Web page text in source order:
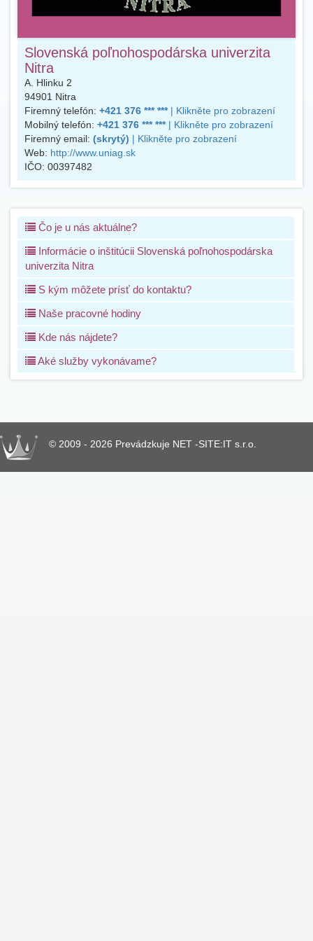
Slovenská poľnohospodárska univerzita
Nitra
A. Hlinku 2
94901 Nitra
Firemný telefón: +421 376 *** ***| Klikněte pro zobrazení
Mobilný telefón: +421 376 *** ***| Klikněte pro zobrazení
Firemný email: (skrytý) | Klikněte pro zobrazení
Web: http://www.uniag.sk
IČO: 00397482
Čo je u nás aktuálne?
Informácie o inštitúcii Slovenská poľnohospodárska
univerzita Nitra
S kým môžete prísť do kontaktu?
Naše pracovné hodiny
Kde nás nájdete?
Aké služby vykonávame?
© 2009 - 2026 Prevádzkuje NET -SITE:IT s.r.o.